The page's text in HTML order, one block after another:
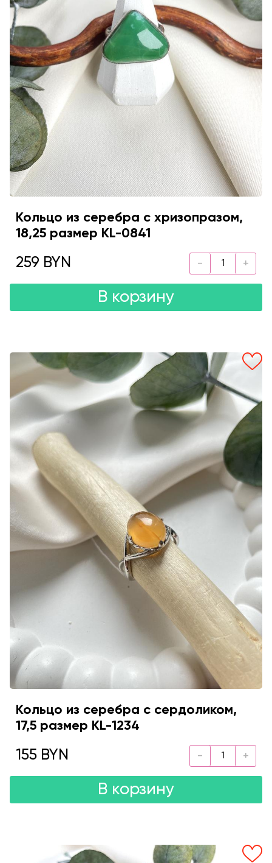
Кольцо из серебра с хризопразом,
18,25 размер KL-0841
259 BYN
В корзину
Кольцо из серебра с сердоликом,
17,5 размер KL-1234
155 BYN
В корзину